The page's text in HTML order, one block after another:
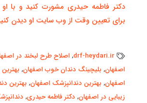
دکتر فاطمه حیدری مشورت کنید و با
برای تعیین وقت از وب سایت او دیدن
drf-heydari.ir
,اصلاح طرح لبخند در
اصفهان, بلیچینگ دندان خوب اصفهان,
اصفهان, بهترین دندانپزشک اصفهان, بهترین
زیبایی در اصفهان, دکتر فاطمه حیدری,